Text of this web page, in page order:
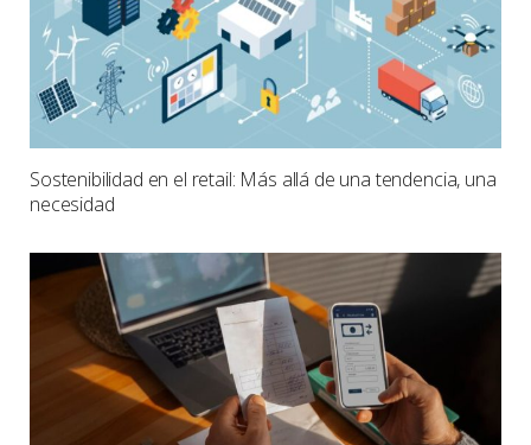
Sostenibilidad en el retail: Más allá de una tendencia, una
necesidad